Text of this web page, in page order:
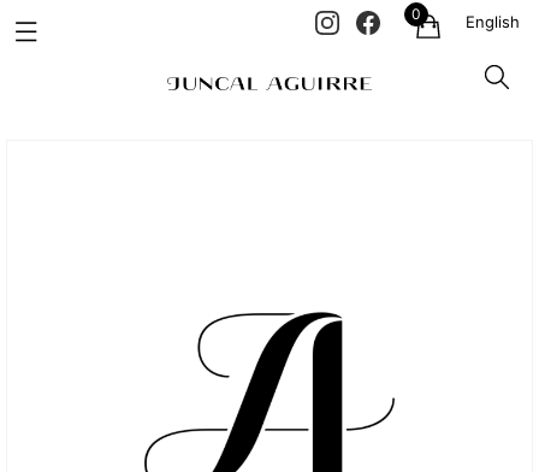
0 English